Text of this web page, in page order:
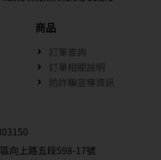
商品
訂單查詢
訂單相關說明
防詐騙宣導資訊
向上路五段598-17號